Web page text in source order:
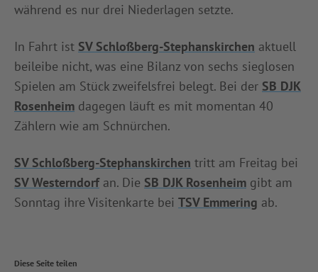
während es nur drei Niederlagen setzte.
In Fahrt ist SV Schloßberg-Stephanskirchen aktuell
beileibe nicht, was eine Bilanz von sechs sieglosen
Spielen am Stück zweifelsfrei belegt. Bei der SB DJK
Rosenheim dagegen läuft es mit momentan 40
Zählern wie am Schnürchen.
SV Schloßberg-Stephanskirchen tritt am Freitag bei
SV Westerndorfan. Die SB DJK Rosenheim gibt am
Sonntag ihre Visitenkarte bei TSV Emmering ab.
Diese Seite teilen